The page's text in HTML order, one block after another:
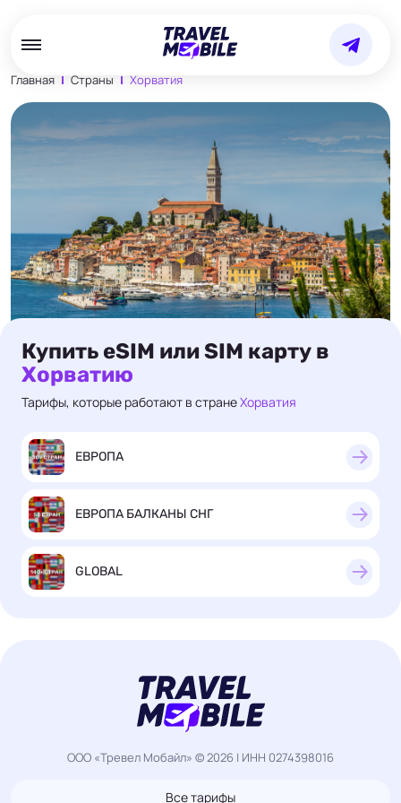
Главная Страны Хорватия
Купить eSIM или SIM карту в
Хорватию
Тарифы, которые работают в странеХорватия
ЕВРОПА
ЕВРОПА БАЛКАНЫ СНГ
GLOBAL
ООО «Тревел Мобайл» © 2026 | ИНН 0274398016
Все тарифы